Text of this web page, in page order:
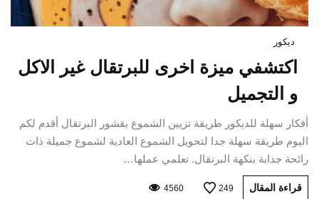
ديكور
اكتشفي ميزة اخرى للبرتقال غير الاكل
و التجميل
أفكار سهلة للديكور طريقة تزيين الشموع بقشور البرتقال أقدم لكم
اليوم طريقة سهلة جدا لتحويل الشموع العادية لشموع جميلة ذات
رائحة جذابة بنكهة البرتقال. تعلمي عملها…
قراءة المقال 249
4560